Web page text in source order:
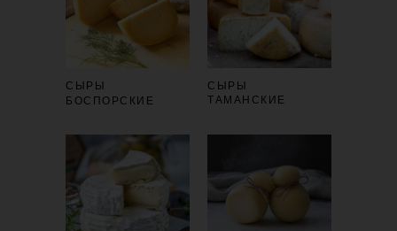
СЫРЫ
БОСПОРСКИЕ
СЫРЫ
ТАМАНСКИЕ